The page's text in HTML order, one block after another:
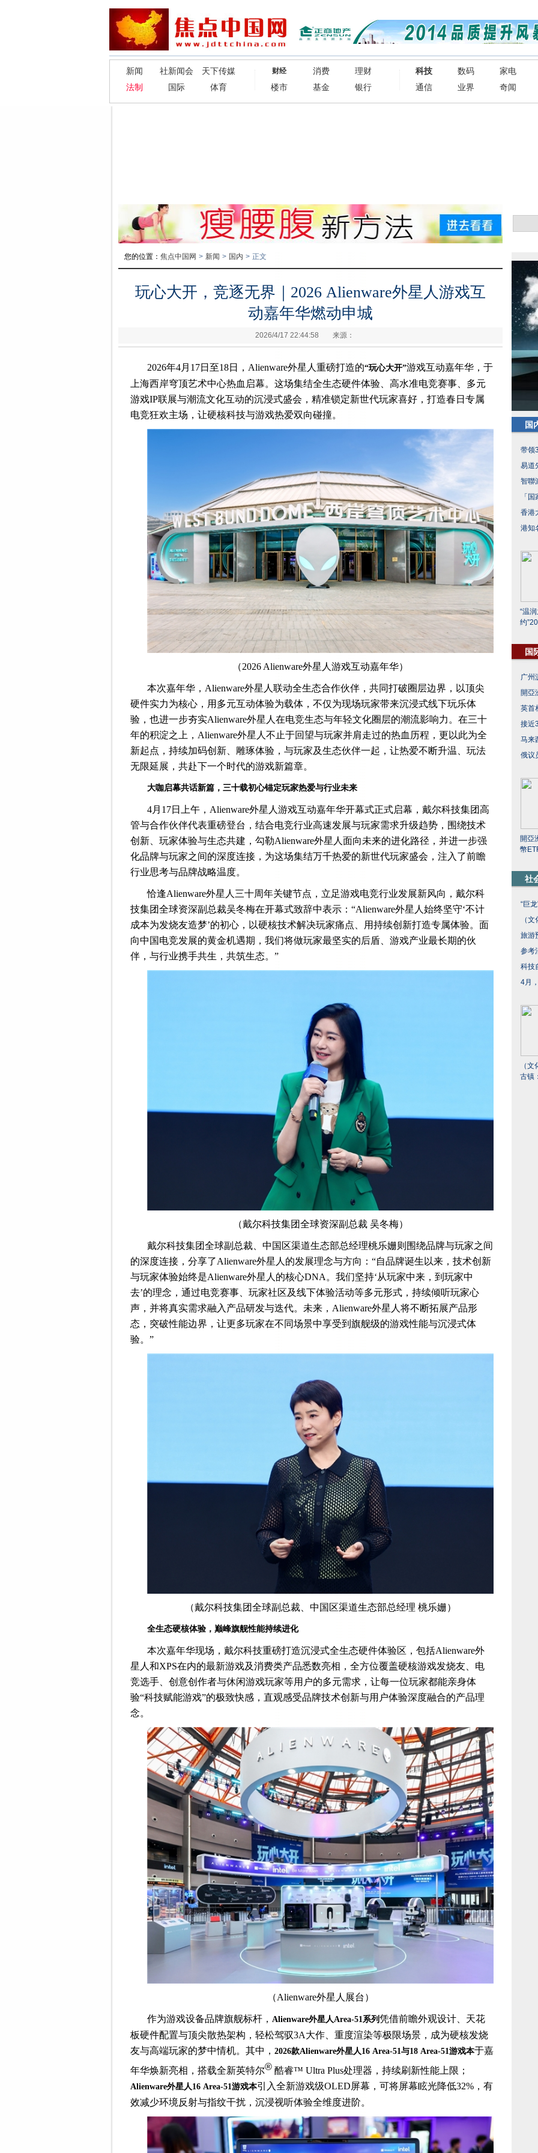
新闻 社新闻会
天下传媒
法制
国际 体育
财经 消费
理财
楼市
基金 银行
科技 数码
家电
通信
业界 奇闻
您的位置： 焦点中国网 > 新闻 > 国内 > 正文
玩心大开，竞逐无界｜2026 Alienware外星人游戏互
动嘉年华燃动申城
2026/4/17 22:44:58 来源：
2026年4月17日至18日，Alienware外星人重磅打造的“玩心大开”游戏互动嘉年华，于
上海西岸穹顶艺术中心热血启幕。这场集结全生态硬件体验、高水准电竞赛事、多元
游戏IP联展与潮流文化互动的沉浸式盛会，精准锁定新世代玩家喜好，打造春日专属
电竞狂欢主场，让硬核科技与游戏热爱双向碰撞。
（2026 Alienware外星人游戏互动嘉年华）
本次嘉年华，Alienware外星人联动全生态合作伙伴，共同打破圈层边界，以顶尖
硬件实力为核心，用多元互动体验为载体，不仅为现场玩家带来沉浸式线下玩乐体
验，也进一步夯实Alienware外星人在电竞生态与年轻文化圈层的潮流影响力。在三十
年的积淀之上，Alienware外星人不止于回望与玩家并肩走过的热血历程，更以此为全
新起点，持续加码创新、雕琢体验，与玩家及生态伙伴一起，让热爱不断升温、玩法
无限延展，共赴下一个时代的游戏新篇章。
大咖启幕共话新篇 ，三十载初心锚定玩家热爱与行业未来
4月17日上午，Alienware外星人游戏互动嘉年华开幕式正式启幕，戴尔科技集团高
管与合作伙伴代表重磅登台，结合电竞行业高速发展与玩家需求升级趋势，围绕技术
创新、玩家体验与生态共建，勾勒Alienware外星人面向未来的进化路径，并进一步强
化品牌与玩家之间的深度连接，为这场集结万千热爱的新世代玩家盛会，注入了前瞻
行业思考与品牌战略温度。
恰逢Alienware外星人三十周年关键节点，立足游戏电竞行业发展新风向，戴尔科
技集团全球资深副总裁吴冬梅在开幕式致辞中表示：“Alienware外星人始终坚守‘不计
成本为发烧友造梦’的初心，以硬核技术解决玩家痛点、用持续创新打造专属体验。面
向中国电竞发展的黄金机遇期，我们将做玩家最坚实的后盾、游戏产业最长期的伙
伴，与行业携手共生，共筑生态。”
（戴尔科技集团全球资深副总裁 吴冬梅）
戴尔科技集团全球副总裁、中国区渠道生态部总经理桃乐姗则围绕品牌与玩家之间
的深度连接，分享了Alienware外星人的发展理念与方向：“自品牌诞生以来，技术创新
与玩家体验始终是Alienware外星人的核心DNA。我们坚持‘从玩家中来，到玩家中
去’的理念，通过电竞赛事、玩家社区及线下体验活动等多元形式，持续倾听玩家心
声，并将真实需求融入产品研发与迭代。未来，Alienware外星人将不断拓展产品形
态，突破性能边界，让更多玩家在不同场景中享受到旗舰级的游戏性能与沉浸式体
验。”
（戴尔科技集团全球副总裁、中国区渠道生态部总经理 桃乐姗）
全生态硬核体验， 巅峰旗舰性能持续进化
本次嘉年华现场，戴尔科技重磅打造沉浸式全生态硬件体验区，包括Alienware外
星人和XPS在内的最新游戏及消费类产品悉数亮相，全方位覆盖硬核游戏发烧友、电
竞选手、创意创作者与休闲游戏玩家等用户的多元需求，让每一位玩家都能亲身体
验“科技赋能游戏”的极致快感，直观感受品牌技术创新与用户体验深度融合的产品理
念。
（Alienware外星人展台）
作为游戏设备品牌旗舰标杆， Alienware外星人Area-51系列 凭借前瞻外观设计、天花
板硬件配置与顶尖散热架构，轻松驾驭3A大作、重度渲染等极限场景，成为硬核发烧
友与高端玩家的梦中情机。其中， 2026款Alienware外星人16 Area-51与18 Area-51游戏本于嘉
年华焕新亮相，搭载全新英特尔® 酷睿™ Ultra Plus处理器，持续刷新性能上限；
Alienware外星人16 Area-51游戏本引入全新游戏级OLED屏幕，可将屏幕眩光降低32%，有
效减少环境反射与指纹干扰，沉浸视听体验全维度进阶。
国
带领
易道
智聯
「
香港
港知
“温
约
国
广州
開亞
英首
接近
马来
俄议
開亞
幣
社
“巨
（
旅游
参考
科技
4月
（
古镇